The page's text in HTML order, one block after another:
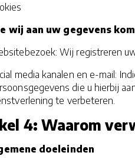
wij aan uw gegevens
Wij registreren
media kanalen en e-mail:
die u hierbij
te verbeteren.
4: Waarom
doeleinden